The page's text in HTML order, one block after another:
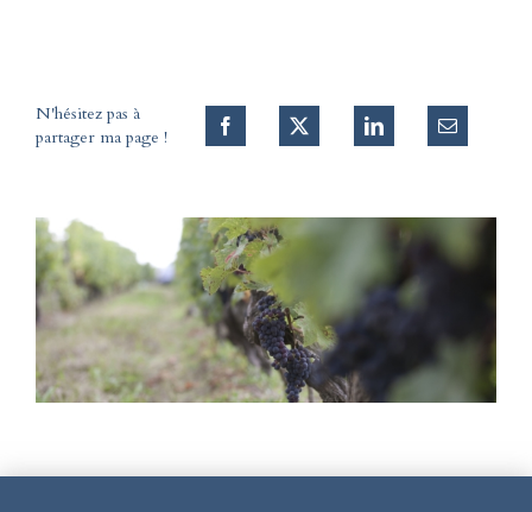
N'hésitez pas à
partager ma page !